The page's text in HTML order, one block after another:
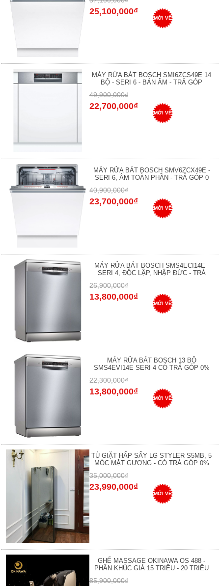
25,100,000₫
MỚI VỀ
MÁY RỬA BÁT BOSCH SMI6ZCS49E 14
BỘ - SERI 6 - BÁN ÂM - TRẢ GÓP
49,900,000₫
22,700,000₫
MỚI VỀ
MÁY RỬA BÁT BOSCH SMV6ZCX49E -
SERI 6, ÂM TOÀN PHẦN - TRẢ GÓP 0
40,900,000₫
23,700,000₫
MỚI VỀ
MÁY RỬA BÁT BOSCH SMS4ECI14E -
SERI 4, ĐỘC LẬP, NHẬP ĐỨC - TRẢ
26,900,000₫
13,800,000₫
MỚI VỀ
MÁY RỬA BÁT BOSCH 13 BỘ
SMS4EVI14E SERI 4 CÓ TRẢ GÓP 0%
22,300,000₫
13,800,000₫
MỚI VỀ
TỦ GIẶT HẤP SẤY LG STYLER S5MB, 5
MÓC MẶT GƯƠNG - CÓ TRẢ GÓP 0%
35,000,000₫
23,990,000₫
MỚI VỀ
GHẾ MASSAGE OKINAWA OS 488 -
PHÂN KHÚC GIÁ 15 TRIỆU - 20 TRIỆU
85,900,000₫